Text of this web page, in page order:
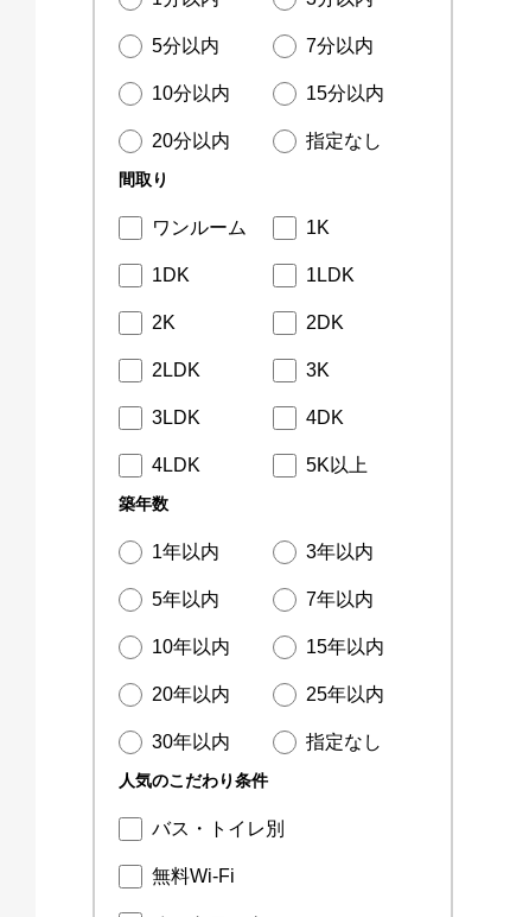
5分以内 7分以内
10分以内 15分以内
20分以内 指定なし
間取り
ワンルーム 1K
1DK 1LDK
2K 2DK
2LDK 3K
3LDK 4DK
4LDK 5K以上
築年数
1年以内 3年以内
5年以内 7年以内
10年以内 15年以内
20年以内 25年以内
30年以内 指定なし
人気のこだわり条件
バス・トイレ別
無料Wi-Fi